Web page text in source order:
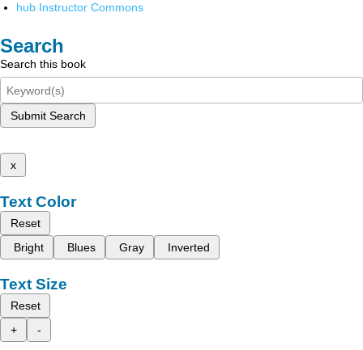
hub Instructor Commons
Search
Search this book
Submit Search
x
Text Color
Reset
Bright
Blues Gray Inverted
Text Size
Reset
+
-